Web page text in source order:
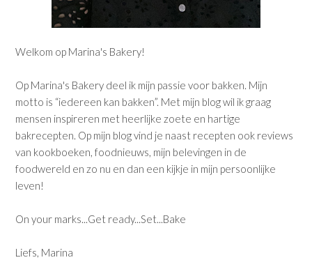
Welkom op Marina's Bakery!
Op Marina's Bakery deel ik mijn passie voor bakken. Mijn
motto is “iedereen kan bakken”. Met mijn blog wil ik graag
mensen inspireren met heerlijke zoete en hartige
bakrecepten. Op mijn blog vind je naast recepten ook reviews
van kookboeken, foodnieuws, mijn belevingen in de
foodwereld en zo nu en dan een kijkje in mijn persoonlijke
leven!
On your marks...Get ready...Set...Bake
Liefs, Marina